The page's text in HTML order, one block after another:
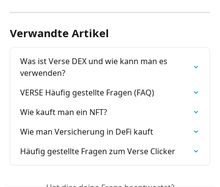
Verwandte Artikel
Was ist Verse DEX und wie kann man es
verwenden?
VERSE Häufig gestellte Fragen (FAQ)
Wie kauft man ein NFT?
Wie man Versicherung in DeFi kauft
Häufig gestellte Fragen zum Verse Clicker